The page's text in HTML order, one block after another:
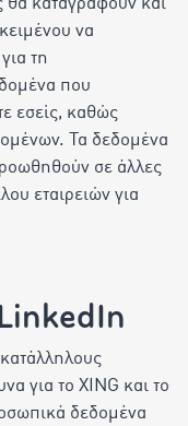
θα καταγραφούν και
να
τη
που
εσείς, καθώς
Τα δεδομένα
σε άλλες
εταιρειών για
για το XING και το
δεδομένα